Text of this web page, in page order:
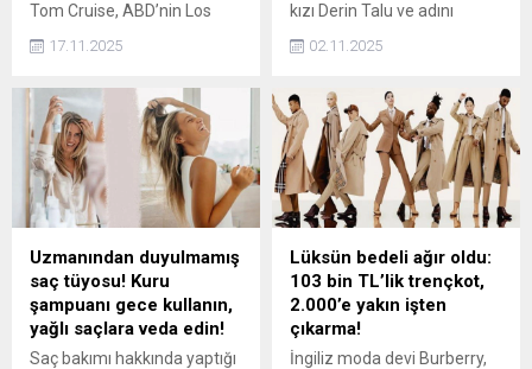
Tom Cruise, ABD’nin Los
Angeles şehrinde
düzenlenen 16’ncı
Akademi Onur Ödülü'ne
layık görüldü. Cruise,
törende yaptığı konuşmada,
sinemanın kendisini
dünyanın dört bir yanına
götürdüğünü söyldi.
17.11.2025
kızı Derin Talu ve adını
günler sonra açıkladığı
sevgilisi Tanalp Tokgöz'ün
ediyor. Talu, yeni karelerini
Instagram'dan paylaştı.
02.11.2025
Uzmanından duyulmamış
saç tüyosu! Kuru
şampuanı gece kullanın,
yağlı saçlara veda edin!
Saç bakımı hakkında yaptığı
Lüksün bedeli ağır oldu:
103 bin TL’lik trençkot,
2.000’e yakın işten
çıkarma!
İngiliz moda devi Burberry,